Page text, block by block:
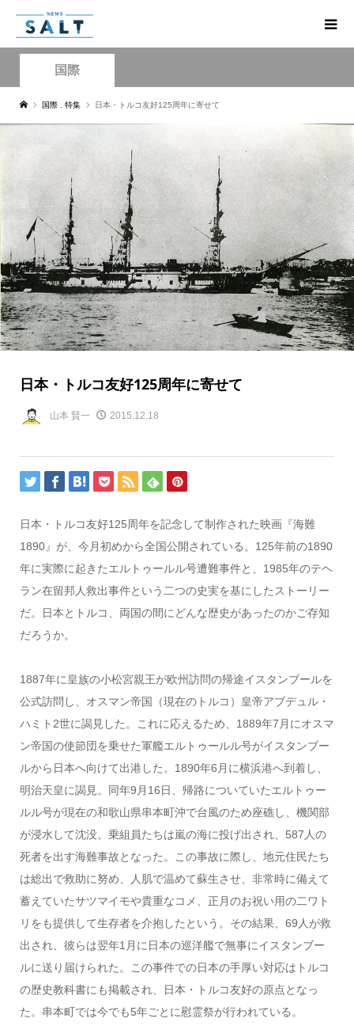
国際
国際 特集 日本・トルコ友好125周年に寄せて
日本・トルコ友好125周年に寄せて
山本 賢一 2015.12.18
日本・トルコ友好125周年を記念して制作された映画『海難
1890』が、今月初めから全国公開されている。125年前の1890
年に実際に起きたエルトゥールル号遭難事件と、1985年のテヘ
ラン在留邦人救出事件という二つの史実を基にしたストーリー
だ。日本とトルコ、両国の間にどんな歴史があったのかご存知
だろうか。
1887年に皇族の小松宮親王が欧州訪問の帰途イスタンブールを
公式訪問し、オスマン帝国（現在のトルコ）皇帝アブデュル・
ハミト2世に謁見した。これに応えるため、1889年7月にオスマ
ン帝国の使節団を乗せた軍艦エルトゥールル号がイスタンブー
ルから日本へ向けて出港した。1890年6月に横浜港へ到着し、
明治天皇に謁見。同年9月16日、帰路についていたエルトゥー
ルル号が現在の和歌山県串本町沖で台風のため座礁し、機関部
が浸水して沈没。乗組員たちは嵐の海に投げ出され、587人の
死者を出す海難事故となった。この事故に際し、地元住民たち
は総出で救助に努め、人肌で温めて蘇生させ、非常時に備えて
蓄えていたサツマイモや貴重なコメ、正月のお祝い用の二ワト
リをも提供して生存者を介抱したという。その結果、69人が救
出され、彼らは翌年1月に日本の巡洋艦で無事にイスタンブー
ルに送り届けられた。この事件での日本の手厚い対応はトルコ
の歴史教科書にも掲載され、日本・トルコ友好の原点となっ
た。串本町では今でも5年ごとに慰霊祭が行われている。